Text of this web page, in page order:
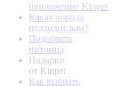
приложение Kinpet
Какая порода
подходит вам?
Подобрать
питомца
Подарки
от Kinpet
Как выбрать